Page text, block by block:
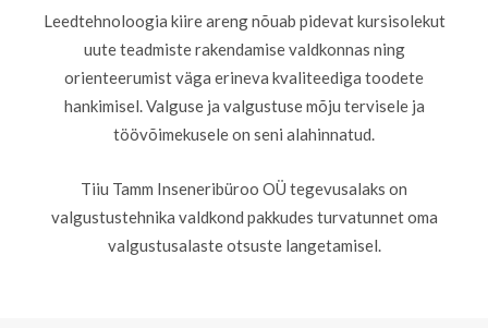
Leedtehnoloogia kiire areng nõuab pidevat kursisolekut
uute teadmiste rakendamise valdkonnas ning
orienteerumist väga erineva kvaliteediga toodete
hankimisel. Valguse ja valgustuse mõju tervisele ja
töövõimekusele on seni alahinnatud.
Tiiu Tamm Inseneribüroo OÜ tegevusalaks on
valgustustehnika valdkond pakkudes turvatunnet oma
valgustusalaste otsuste langetamisel.